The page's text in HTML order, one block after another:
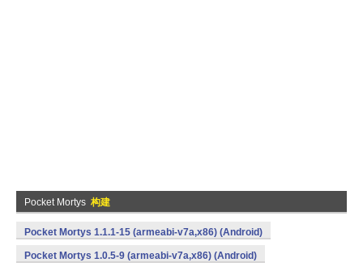
Pocket Mortys 构建
Pocket Mortys 1.1.1-15 (armeabi-v7a,x86) (Android)
Pocket Mortys 1.0.5-9 (armeabi-v7a,x86) (Android)